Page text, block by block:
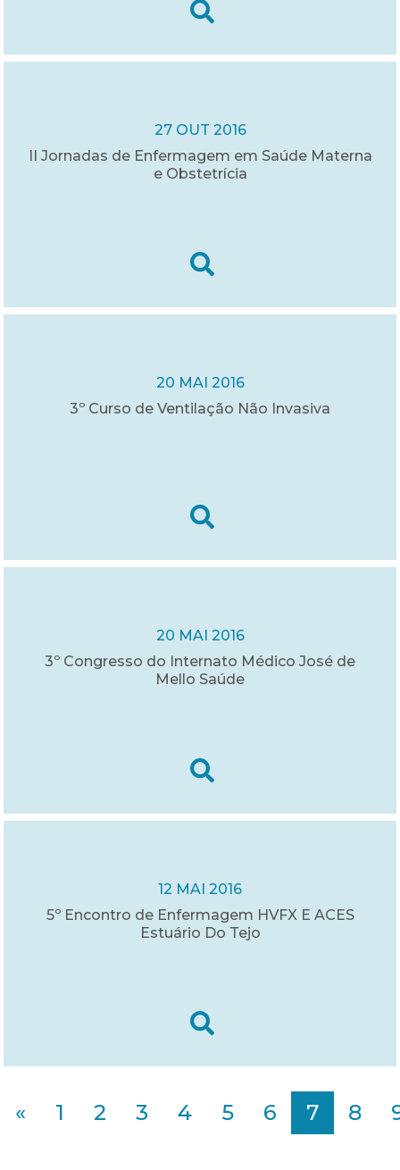
27 OUT 2016
II Jornadas de Enfermagem em Saúde Materna
e Obstetrícia
20 MAI 2016
3º Curso de Ventilação Não Invasiva
20 MAI 2016
3º Congresso do Internato Médico José de
Mello Saúde
12 MAI 2016
5º Encontro de Enfermagem HVFX E ACES
Estuário Do Tejo
« 1 2 3 4 5 6 7 8